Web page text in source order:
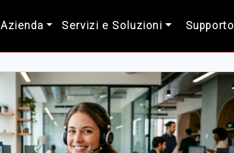
Azienda Servizi e Soluzioni Supporto